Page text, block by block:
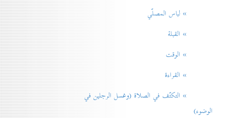
» لباس المصلّي
» القبلة
» الوقت
» القراءة
» التكتّف في الصلاة (وغسل الرجلين في
الوضوء)